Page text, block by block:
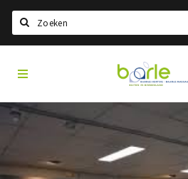
Home
Information
Visit
Baarle